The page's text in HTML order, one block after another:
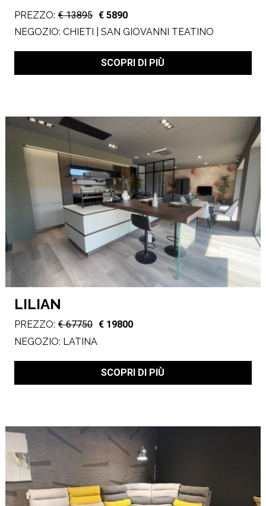
PREZZO: € 13895 € 5890
NEGOZIO: CHIETI | SAN GIOVANNI TEATINO
SCOPRI DI PIÙ
LILIAN
PREZZO: € 67750 € 19800
NEGOZIO: LATINA
SCOPRI DI PIÙ